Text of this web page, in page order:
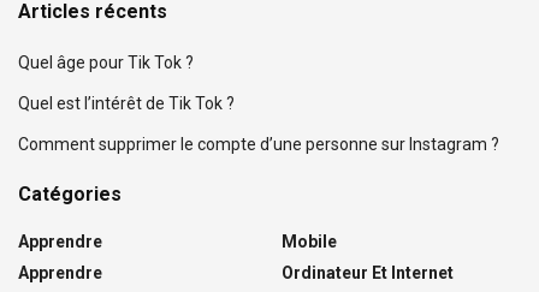
Articles récents
Quel âge pour Tik Tok ?
Quel est l’intérêt de Tik Tok ?
Comment supprimer le compte d’une personne sur Instagram ?
Catégories
Apprendre
Apprendre
Mobile
Ordinateur Et Internet